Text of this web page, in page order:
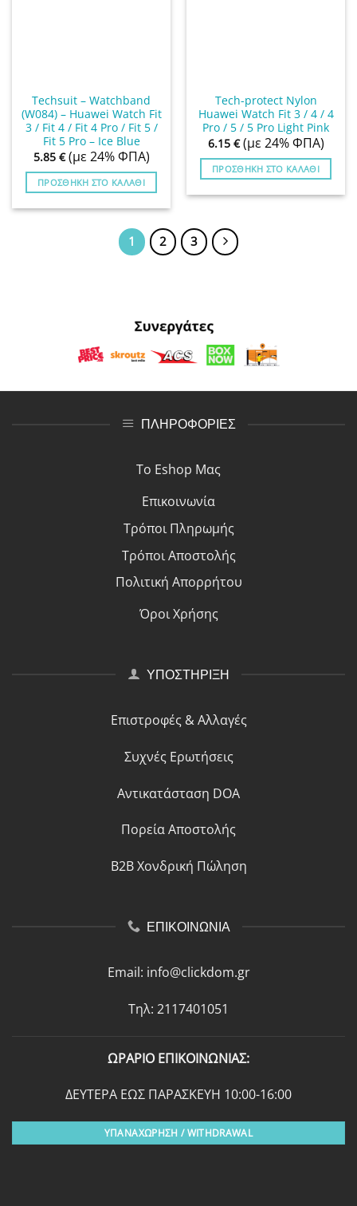
Techsuit – Watchband
(W084) – Huawei Watch Fit
3 / Fit 4 / Fit 4 Pro / Fit 5 /
Fit 5 Pro – Ice Blue
5.85 € (με 24% ΦΠΑ)
ΠΡΟΣΘΉΚΗ ΣΤΟ ΚΑΛΆΘΙ
Tech-protect Nylon
Huawei Watch Fit 3 / 4 / 4
Pro / 5 / 5 Pro Light Pink
6.15 € (με 24% ΦΠΑ)
ΠΡΟΣΘΉΚΗ ΣΤΟ ΚΑΛΆΘΙ
1 2 3
ΠΛΗΡΟΦΟΡΙΕΣ
Το Eshop Μας
Επικοινωνία
Τρόποι Πληρωμής
Τρόποι Αποστολής
Πολιτική Απορρήτου
Όροι Χρήσης
ΥΠΟΣΤΗΡΙΞΗ
Επιστροφές & Αλλαγές
Συχνές Ερωτήσεις
Αντικατάσταση DOA
Πορεία Αποστολής
B2B Χονδρική Πώληση
ΕΠΙΚΟΙΝΩΝΙΑ
Email: info@clickdom.gr
Τηλ: 2117401051
ΩΡΑΡΙΟ ΕΠΙΚΟΙΝΩΝΙΑΣ:
ΔΕΥΤΕΡΑ ΕΩΣ ΠΑΡΑΣΚΕΥΗ 10:00-16:00
ΥΠΑΝΑΧΩΡΗΣΗ / WITHDRAWAL